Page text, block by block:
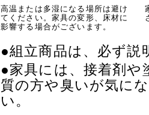
高温または多湿になる場所は避け
てください。家具の変形、床材に
影響する場合がございます。
●組立商品は、必ず
●家具には、接着剤
質の方や臭いが気に
い。